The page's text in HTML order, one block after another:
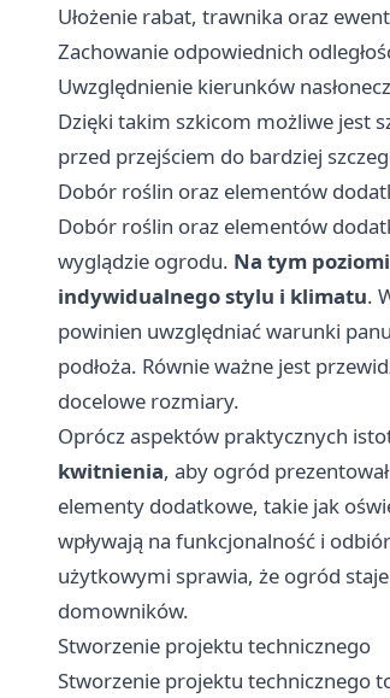
Ułożenie rabat, trawnika oraz
Zachowanie odpowiednich
Uwzględnienie kierunków
Dzięki takim szkicom możliwe jest
przed przejściem do bardziej
Dobór roślin oraz elementów
Dobór roślin oraz elementów
wyglądzie ogrodu. Na tym
indywidualnego stylu i klimatu.
powinien uwzględniać warunki
podłoża. Równie ważne jest
docelowe rozmiary.
Oprócz aspektów praktycznych
kwitnienia, aby ogród
elementy dodatkowe, takie jak
wpływają na funkcjonalność i
użytkowymi sprawia, że ogród
domowników.
Stworzenie projektu technicznego
Stworzenie projektu technicznego